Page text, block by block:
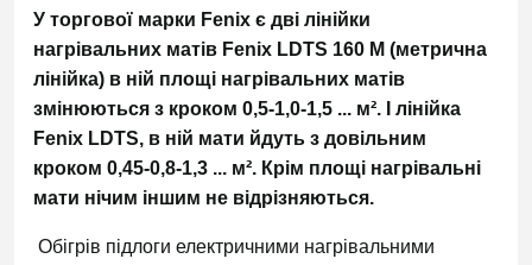
У торгової марки Fenix є дві лінійки
нагрівальних матів Fenix LDTS 160 M (метрична
лінійка) в ній площі нагрівальних матів
змінюються з кроком 0,5-1,0-1,5 ... м². І лінійка
Fenix LDTS, в ній мати йдуть з довільним
кроком 0,45-0,8-1,3 ... м². Крім площі нагрівальні
мати нічим іншим не відрізняються.
Обігрів підлоги електричними нагрівальними